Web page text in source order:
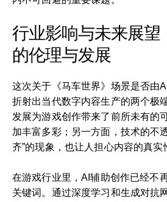
行业影响与未来展望
的伦理与发展
这次关于《马车世界》场景是否由
折射出当代数字内容生产的两个极
发展为游戏创作带来了前所未有的
加丰富多彩；另一方面，技术的不
齐”的现象，也让人担心内容的真实
在游戏行业里，AI辅助创作已经不
关键词。通过深度学习和生成对抗